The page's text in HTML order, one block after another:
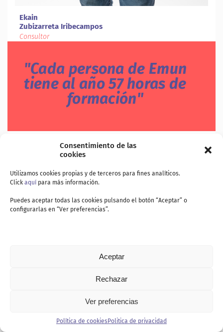
Consentimiento de las
cookies
Utilizamos cookies propias y de terceros para fines analíticos.
Click aquí para más información.
Puedes aceptar todas las cookies pulsando el botón “Aceptar” o
configurarlas en “Ver preferencias”.
Aceptar
Rechazar
Ver preferencias
Política de cookies Politica de privacidad
Ekain
Zubizarreta Iribecampos
Consultor
Cada persona de Emun
tiene al año 57 horas de
formación